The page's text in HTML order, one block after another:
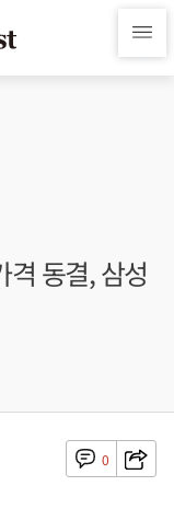
동결, 삼성
0